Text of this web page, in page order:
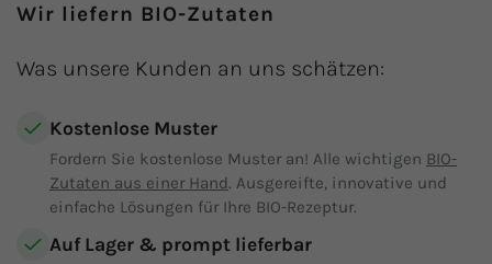
Wir liefern BIO-Zutaten
Was unsere Kunden an uns schätzen:
Kostenlose Muster
Fordern Sie kostenlose Muster an! Alle wichtigen BIO-
Zutaten aus einer Hand. Ausgereifte, innovative und
einfache Lösungen für Ihre BIO-Rezeptur.
Auf Lager & prompt lieferbar